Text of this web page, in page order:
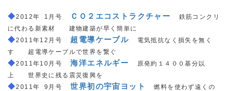
◆2012年 1月号 ＣＯ２エコストラクチャー
鉄筋コンクリ
に代わる新素材 建物建築が早く簡単に
◆2011年12月号 超電導ケーブル
電気抵抗なく損失を無く
す 超電導ケーブルで世界を繋ぐ
◆2011年10月号 ＿海洋エネルギー
原発約１４００基分以
上 世界史に残る震災復興を
◆2011年 9月号 ＿世界初の宇宙ヨット ＿燃料を使わず遠くの